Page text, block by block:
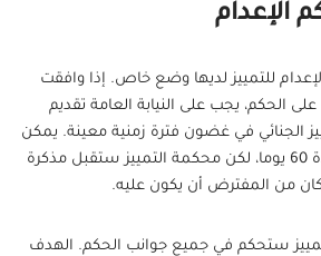
للتمييز لديها وضع خاص. إذا وافقت
الحكم، يجب على النيابة العامة تقديم
الجنائي في غضون فترة زمنية معينة. يمكن
فرض عقوبة الإعدام لمدة 60 يوما، لكن محكمة التمييز ستقبل مذكرة
كان من المفترض أن يكون عليه.
ستحكم في جميع جوانب الحكم. الهدف